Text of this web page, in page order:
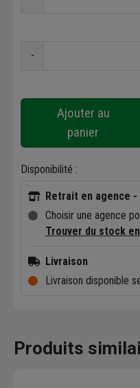
-
Ajouter au
panier
Disponibilité :
Retrait en agence
Choisir une agence
Trouver du stock
Livraison
Livraison disponible
Produits